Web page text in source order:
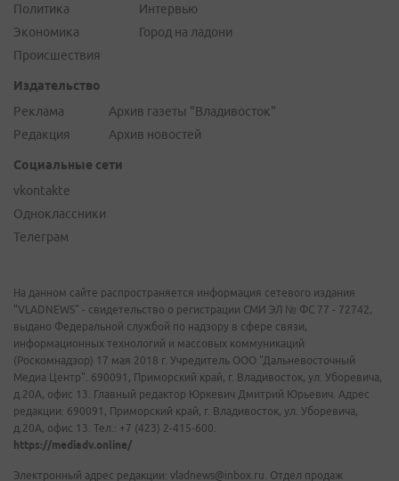
Политика
Экономика
Происшествия
Интервью
Город на ладони
Издательство
Реклама
Редакция
Архив газеты "Владивосток"
Архив новостей
Социальные сети
vkontakte
Одноклассники
Телеграм
На данном сайте распространяется информация сетевого издания
"VLADNEWS" - свидетельство о регистрации СМИ ЭЛ № ФС 77 - 72742,
выдано Федеральной службой по надзору в сфере связи,
информационных технологий и массовых коммуникаций
(Роскомнадзор) 17 мая 2018 г. Учредитель ООО "Дальневосточный
Медиа Центр". 690091, Приморский край, г. Владивосток, ул. Уборевича,
д.20А, офис 13. Главный редактор Юркевич Дмитрий Юрьевич. Адрес
редакции: 690091, Приморский край, г. Владивосток, ул. Уборевича,
д.20А, офис 13. Тел.: +7 (423) 2-415-600.
https://mediadv.online/
Электронный адрес редакции: vladnews@inbox.ru. Отдел продаж